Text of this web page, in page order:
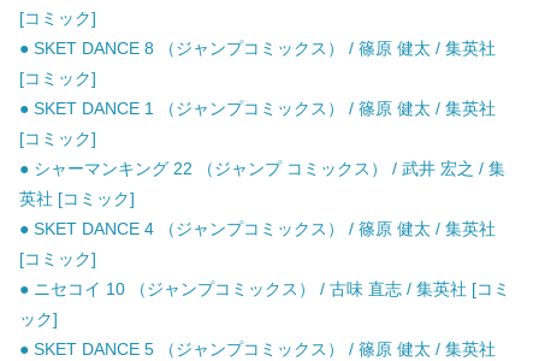
[コミック]
● SKET DANCE 8 （ジャンプコミックス） / 篠原 健太 / 集英社
[コミック]
● SKET DANCE 1 （ジャンプコミックス） / 篠原 健太 / 集英社
[コミック]
● シャーマンキング 22 （ジャンプ コミックス） / 武井 宏之 / 集
英社 [コミック]
● SKET DANCE 4 （ジャンプコミックス） / 篠原 健太 / 集英社
[コミック]
● ニセコイ 10 （ジャンプコミックス） / 古味 直志 / 集英社 [コミ
ック]
● SKET DANCE 5 （ジャンプコミックス） / 篠原 健太 / 集英社